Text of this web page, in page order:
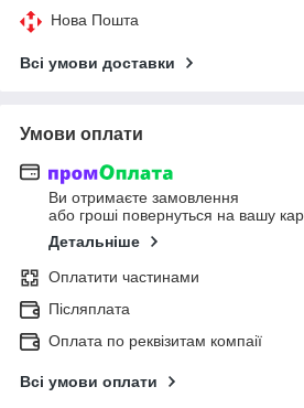
Нова Пошта
Всі умови доставки
Умови оплати
Ви отримаєте замовлення
або гроші повернуться на вашу
Детальніше
Оплатити частинами
Післяплата
Оплата по реквізитам компаії
Всі умови оплати